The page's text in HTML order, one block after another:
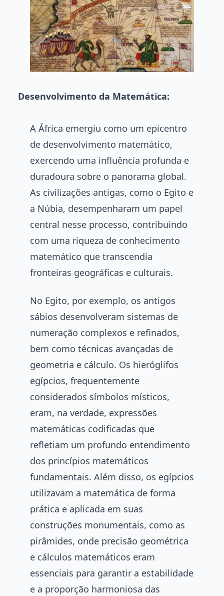
Desenvolvimento da Matemática:
A África emergiu como um epicentro
de desenvolvimento matemático,
exercendo uma influência profunda e
duradoura sobre o panorama global.
As civilizações antigas, como o Egito e
a Núbia, desempenharam um papel
central nesse processo, contribuindo
com uma riqueza de conhecimento
matemático que transcendia
fronteiras geográficas e culturais.
No Egito, por exemplo, os antigos
sábios desenvolveram sistemas de
numeração complexos e refinados,
bem como técnicas avançadas de
geometria e cálculo. Os hieróglifos
egípcios, frequentemente
considerados símbolos místicos,
eram, na verdade, expressões
matemáticas codificadas que
refletiam um profundo entendimento
dos princípios matemáticos
fundamentais. Além disso, os egípcios
utilizavam a matemática de forma
prática e aplicada em suas
construções monumentais, como as
pirâmides, onde precisão geométrica
e cálculos matemáticos eram
essenciais para garantir a estabilidade
e a proporção harmoniosa das